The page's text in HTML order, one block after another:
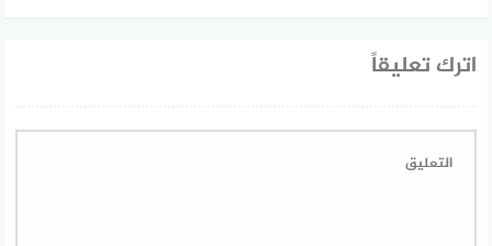
اترك تعليقاً